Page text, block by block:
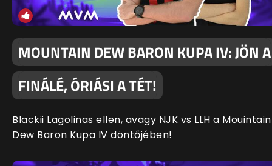
MOUNTAIN DEW BARON KUPA IV: JÖN A
FINÁLÉ, ÓRIÁSI A TÉT!
Blackii Lagolinas ellen, avagy NJK vs LLH a Mouintain
Dew Baron Kupa IV döntőjében!